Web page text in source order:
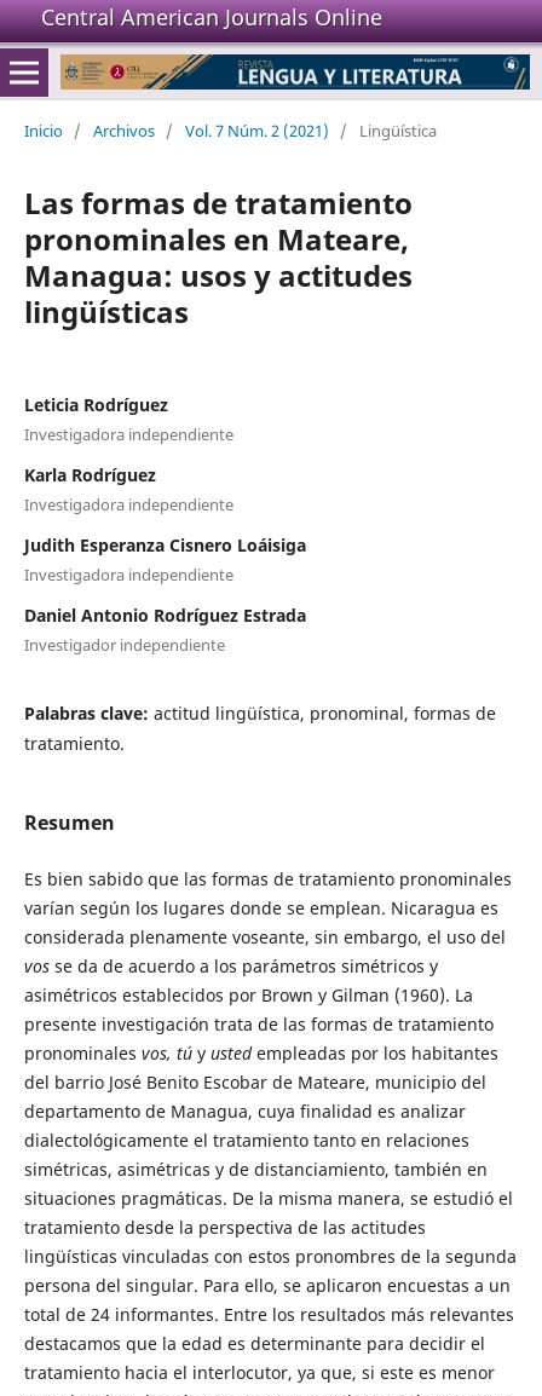
Central American Journals Online
Inicio / Archivos / Vol. 7 Núm. 2 (2021) / Lingüística
Las formas de tratamiento
pronominales en Mateare,
Managua: usos y actitudes
lingüísticas
Leticia Rodríguez
Investigadora independiente
Karla Rodríguez
Investigadora independiente
Judith Esperanza Cisnero Loáisiga
Investigadora independiente
Daniel Antonio Rodríguez Estrada
Investigador independiente
Palabras clave: actitud lingüística, pronominal, formas de
tratamiento.
Resumen
Es bien sabido que las formas de tratamiento pronominales
varían según los lugares donde se emplean. Nicaragua es
considerada plenamente voseante, sin embargo, el uso del
vosse da de acuerdo a los parámetros simétricos y
asimétricos establecidos por Brown y Gilman (1960). La
presente investigación trata de las formas de tratamiento
pronominales vos, tú yustedempleadas por los habitantes
del barrio José Benito Escobar de Mateare, municipio del
departamento de Managua, cuya finalidad es analizar
dialectológicamente el tratamiento tanto en relaciones
simétricas, asimétricas y de distanciamiento, también en
situaciones pragmáticas. De la misma manera, se estudió el
tratamiento desde la perspectiva de las actitudes
lingüísticas vinculadas con estos pronombres de la segunda
persona del singular. Para ello, se aplicaron encuestas a un
total de 24 informantes. Entre los resultados más relevantes
destacamos que la edad es determinante para decidir el
tratamiento hacia el interlocutor, ya que, si este es menor